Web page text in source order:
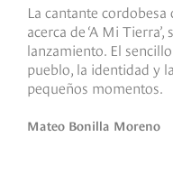
La cantante
acerca de ‘A Mi
lanzamiento. El
pueblo, la identidad y
pequeños momentos.
Mateo Bonilla Moreno